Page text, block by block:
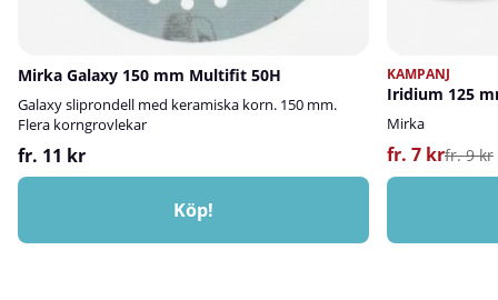
Mirka Galaxy 150 mm Multifit 50H
Galaxy sliprondell med keramiska korn. 150 mm.
Flera korngrovlekar
fr. 11 kr
Köp!
KAMPANJ
Iridium 125
Mirka
fr. 7 krfr. 9 kr